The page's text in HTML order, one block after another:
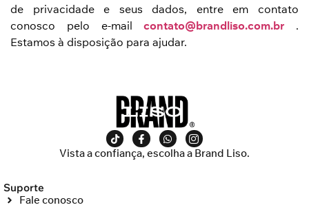
de privacidade e seus dados, entre em contato
conosco pelo e-mailcontato@brandliso.com.br .
Estamos à disposição para ajudar.
Vista a confiança, escolha a Brand Liso.
Suporte
Fale conosco